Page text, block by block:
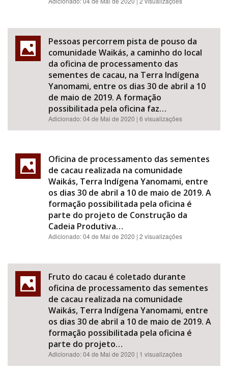
Pessoas percorrem pista de pouso da
comunidade Waikás, a caminho do local
da oficina de processamento das
sementes de cacau, na Terra Indígena
Yanomami, entre os dias 30 de abril a 10
de maio de 2019. A formação
possibilitada pela oficina faz…
Adicionado:04 de Mai de 2020 | 6 visualizações
Oficina de processamento das sementes
de cacau realizada na comunidade
Waikás, Terra Indígena Yanomami, entre
os dias 30 de abril a 10 de maio de 2019. A
formação possibilitada pela oficina é
parte do projeto de Construção da
Cadeia Produtiva…
Adicionado:04 de Mai de 2020 | 2 visualizações
Fruto do cacau é coletado durante
oficina de processamento das sementes
de cacau realizada na comunidade
Waikás, Terra Indígena Yanomami, entre
os dias 30 de abril a 10 de maio de 2019. A
formação possibilitada pela oficina é
parte do projeto…
Adicionado:04 de Mai de 2020 | 1 visualizações